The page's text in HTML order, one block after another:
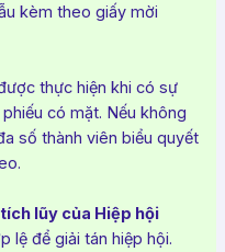
kèm theo giấy mời
thực hiện khi có sự
có mặt. Nếu không
số thành viên biểu quyết
lũy của Hiệp hội
lệ để giải tán hiệp hội.